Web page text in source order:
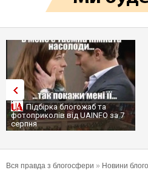
Підбірка блогожаб та
фотоприколів від UAINFO за 7
серпня
Вся правда з блогосфери » Новини